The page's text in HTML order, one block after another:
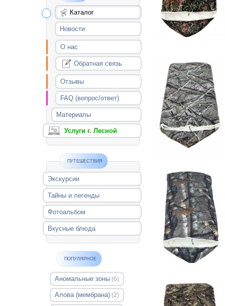
Каталог
Новости
О нас
Обратная связь
Отзывы
FAQ (вопрос/ответ)
Материалы
Услуги г. Лесной
ПУТЕШЕСТВИЯ
Экскурсии
Тайны и легенды
Фотоальбом
Вкусные блюда
ПОПУЛЯРНОЕ
Аномальные зоны (6)
Алова (мембрана) (2)